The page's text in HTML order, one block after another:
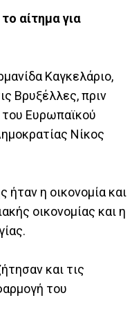
αίτημα για
Καγκελάριο,
Βρυξέλλες, πριν
Ευρωπαϊκού
Νίκος
ήταν η οικονομία και
οικονομίας και η
και τις
του